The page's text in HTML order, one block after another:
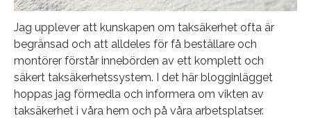
Jag upplever att kunskapen om taksäkerhet ofta är
begränsad och att alldeles för få beställare och
montörer förstår innebörden av ett komplett och
säkert taksäkerhetssystem. I det här blogginlägget
hoppas jag förmedla och informera om vikten av
taksäkerhet i våra hem och på våra arbetsplatser.